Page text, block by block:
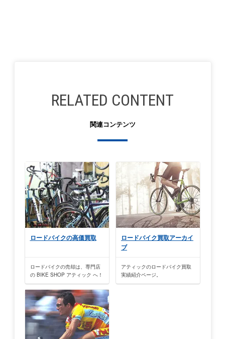
関連コンテンツ
ロードバイクの高価買取
ロードバイクの売却は、専門店
の BIKE SHOP アティック へ！
ロードバイク買取アーカイ
ブ
アティックのロードバイク買取
実績紹介ページ。